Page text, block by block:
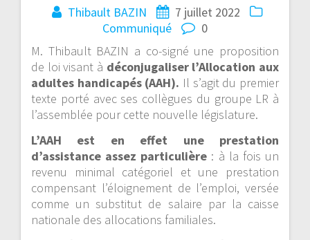
Thibault BAZIN
7 juillet 2022
Communiqué
0
M. Thibault BAZIN a co-signé une proposition
de loi visant à déconjugaliser l’Allocation aux
adultes handicapés (AAH). Il s’agit du premier
texte porté avec ses collègues du groupe LR à
l’assemblée pour cette nouvelle législature.
L’AAH est en effet une prestation
d’assistance assez particulière : à la fois un
revenu minimal catégoriel et une prestation
compensant l’éloignement de l’emploi, versée
comme un substitut de salaire par la caisse
nationale des allocations familiales.